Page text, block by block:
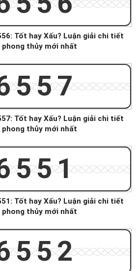
Tốt hay Xấu? Luận giải chi tiết
thủy mới nhất
Tốt hay Xấu? Luận giải chi tiết
thủy mới nhất
Tốt hay Xấu? Luận giải chi tiết
thủy mới nhất